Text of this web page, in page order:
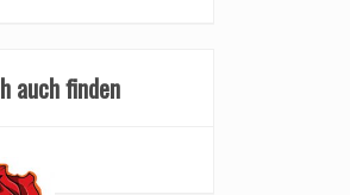
auch finden